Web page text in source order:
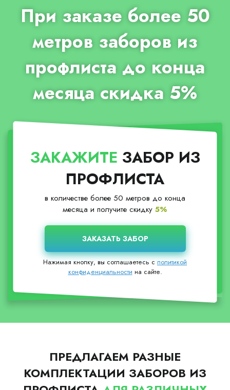
При заказе более 50
метров заборов из
профлиста до конца
месяца скидка 5%
ЗАКАЖИТЕ ЗАБОР ИЗ
ПРОФЛИСТА
в количестве более 50 метров до конца
месяца и получите скидку 5%
Нажимая кнопку, вы соглашаетесь сполитикой
конфиденциальности на сайте.
ПРЕДЛАГАЕМ РАЗНЫЕ
КОМПЛЕКТАЦИИ ЗАБОРОВ ИЗ